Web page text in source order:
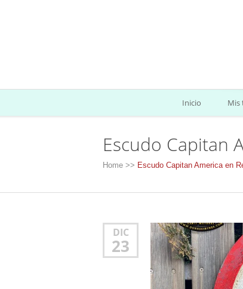
Inicio Mis
Escudo Capitan
Home >> Escudo Capitan America en
DIC
23